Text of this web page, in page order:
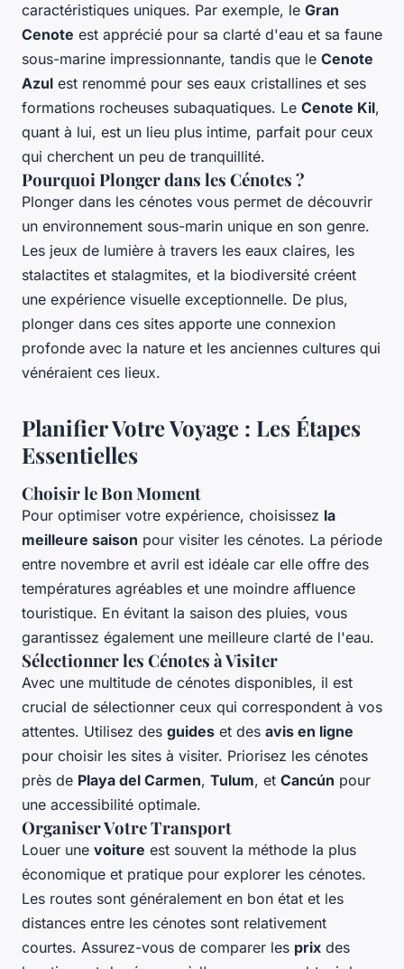
caractéristiques uniques. Par exemple, le Gran
Cenote est apprécié pour sa clarté d'eau et sa faune
sous-marine impressionnante, tandis que le Cenote
Azul est renommé pour ses eaux cristallines et ses
formations rocheuses subaquatiques. Le Cenote Kil,
quant à lui, est un lieu plus intime, parfait pour ceux
qui cherchent un peu de tranquillité.
Pourquoi Plonger dans les Cénotes ?
Plonger dans les cénotes vous permet de découvrir
un environnement sous-marin unique en son genre.
Les jeux de lumière à travers les eaux claires, les
stalactites et stalagmites, et la biodiversité créent
une expérience visuelle exceptionnelle. De plus,
plonger dans ces sites apporte une connexion
profonde avec la nature et les anciennes cultures qui
vénéraient ces lieux.
Planifier Votre Voyage : Les Étapes
Essentielles
Choisir le Bon Moment
Pour optimiser votre expérience, choisissez la
meilleure saison pour visiter les cénotes. La période
entre novembre et avril est idéale car elle offre des
températures agréables et une moindre affluence
touristique. En évitant la saison des pluies, vous
garantissez également une meilleure clarté de l'eau.
Sélectionner les Cénotes à Visiter
Avec une multitude de cénotes disponibles, il est
crucial de sélectionner ceux qui correspondent à vos
attentes. Utilisez des guides et des avis en ligne
pour choisir les sites à visiter. Priorisez les cénotes
près de Playa del Carmen, Tulum, et Cancún pour
une accessibilité optimale.
Organiser Votre Transport
Louer une voiture est souvent la méthode la plus
économique et pratique pour explorer les cénotes.
Les routes sont généralement en bon état et les
distances entre les cénotes sont relativement
courtes. Assurez-vous de comparer les prix des